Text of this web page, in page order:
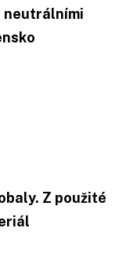
neutrálními
Z použité